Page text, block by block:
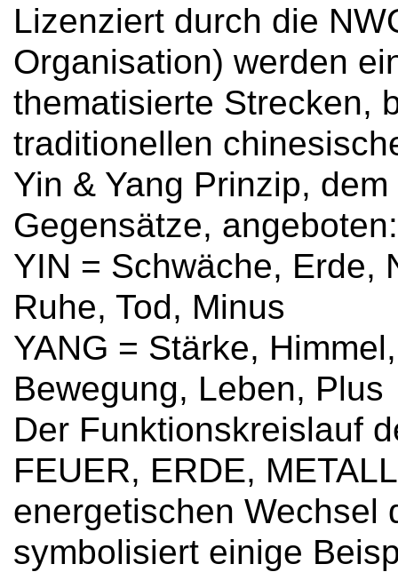
Lizenziert durch die
Organisation) werden
thematisierte Strecken,
traditionellen
Yin & Yang Prinzip,
Gegensätze, angeboten:
YIN = Schwäche, Erde,
Ruhe, Tod, Minus
YANG = Stärke,
Bewegung, Leben, Plus
Der Funktionskreislauf
FEUER, ERDE,
energetischen Wechsel
symbolisiert einige